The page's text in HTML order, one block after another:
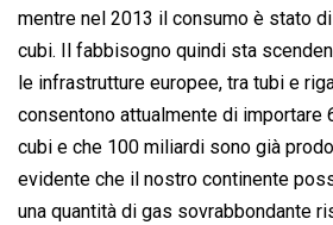
mentre nel 2013 il consumo è stato
cubi. Il fabbisogno quindi sta
le infrastrutture europee, tra tubi e
consentono attualmente di importare
cubi e che 100 miliardi sono già
evidente che il nostro continente
una quantità di gas sovrabbondante